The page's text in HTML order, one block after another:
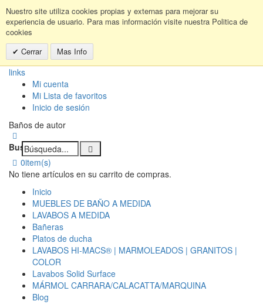
Nuestro site utiliza cookies propias y externas para mejorar su
experiencia de usuario. Para mas información visite nuestra Politica de
cookies
Cerrar
Mas Info
links
Mi cuenta
Mi Lista de favoritos
Inicio de sesión
Baños de autor
Buscar:
0item(s)
No tiene artículos en su carrito de compras.
Inicio
MUEBLES DE BAÑO A MEDIDA
LAVABOS A MEDIDA
Bañeras
Platos de ducha
LAVABOS HI-MACS® | MARMOLEADOS | GRANITOS |
COLOR
Lavabos Solid Surface
MÁRMOL CARRARA/CALACATTA/MARQUINA
Blog